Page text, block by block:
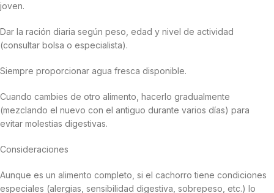
joven.
Dar la ración diaria según peso, edad y nivel de actividad
(consultar bolsa o especialista).
Siempre proporcionar agua fresca disponible.
Cuando cambies de otro alimento, hacerlo gradualmente
(mezclando el nuevo con el antiguo durante varios días) para
evitar molestias digestivas.
Consideraciones
Aunque es un alimento completo, si el cachorro tiene condiciones
especiales (alergias, sensibilidad digestiva, sobrepeso, etc.) lo